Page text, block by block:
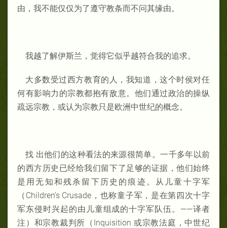
由，我不能仅仅为了遵守教条而不问其缘由。
我越了解伊斯兰，觉得它似乎越符合我的追求。
大多数受过西方教育的人，我知道，这个时侯对任
何有影响力的宗教都抱有敌意。他们通过政治的操纵
疏远宗教，或认为宗教只是欧洲中世纪的概念。
找 出他们的这种看法的来源很简单。一千多年以前
的西方历史已经给我们留下了足够的证据，他们始终
是用无知和残杀留下历史的痕迹。从儿童十字军
（Children's Crusade，也称童子军，是在第四次十字
军东侵时兴起的由儿童组成的十字军队伍。——译者
注）和宗教裁判所（Inquisition 或宗教法庭，中世纪